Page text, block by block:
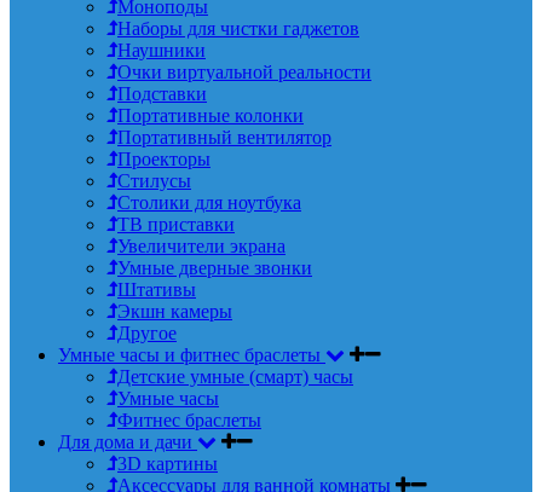
Моноподы
Наборы для чистки гаджетов
Наушники
Очки виртуальной реальности
Подставки
Портативные колонки
Портативный вентилятор
Проекторы
Стилусы
Столики для ноутбука
ТВ приставки
Увеличители экрана
Умные дверные звонки
Штативы
Экшн камеры
Другое
Умные часы и фитнес браслеты
Детские умные (смарт) часы
Умные часы
Фитнес браслеты
Для дома и дачи
3D картины
Аксессуары для ванной комнаты